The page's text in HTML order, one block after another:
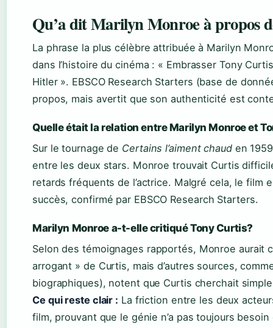
Qu’a dit Marilyn Monroe à propos
La phrase la plus célèbre attribuée à Marilyn
dans l’histoire du cinéma : « Embrasser Tony
Hitler ». EBSCO Research Starters (base de
propos, mais avertit que son authenticité est
Quelle était la relation entre Marilyn Monroe et
Sur le tournage de Certains l’aiment chauden
entre les deux stars. Monroe trouvait Curtis
retards fréquents de l’actrice. Malgré cela, le film
succès, confirmé par EBSCO Research Starters.
Marilyn Monroe a-t-elle critiqué Tony Curtis?
Selon des témoignages rapportés, Monroe aurait
arrogant » de Curtis, mais d’autres sources,
biographiques), notent que Curtis cherchait
Ce qui reste clair : La friction entre les deux
film, prouvant que le génie n’a pas toujours besoin